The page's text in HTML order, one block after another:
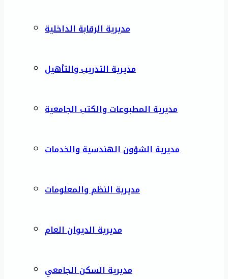
مديرية الرقابة الداخلية
مديرية التدريب والتأهيل
مديرية المطبوعات والكتب الجامعية
مديرية الشؤون الهندسية والخدمات
مديرية النظم والمعلومات
مديرية الديوان العام
مديرية السكن الجامعي